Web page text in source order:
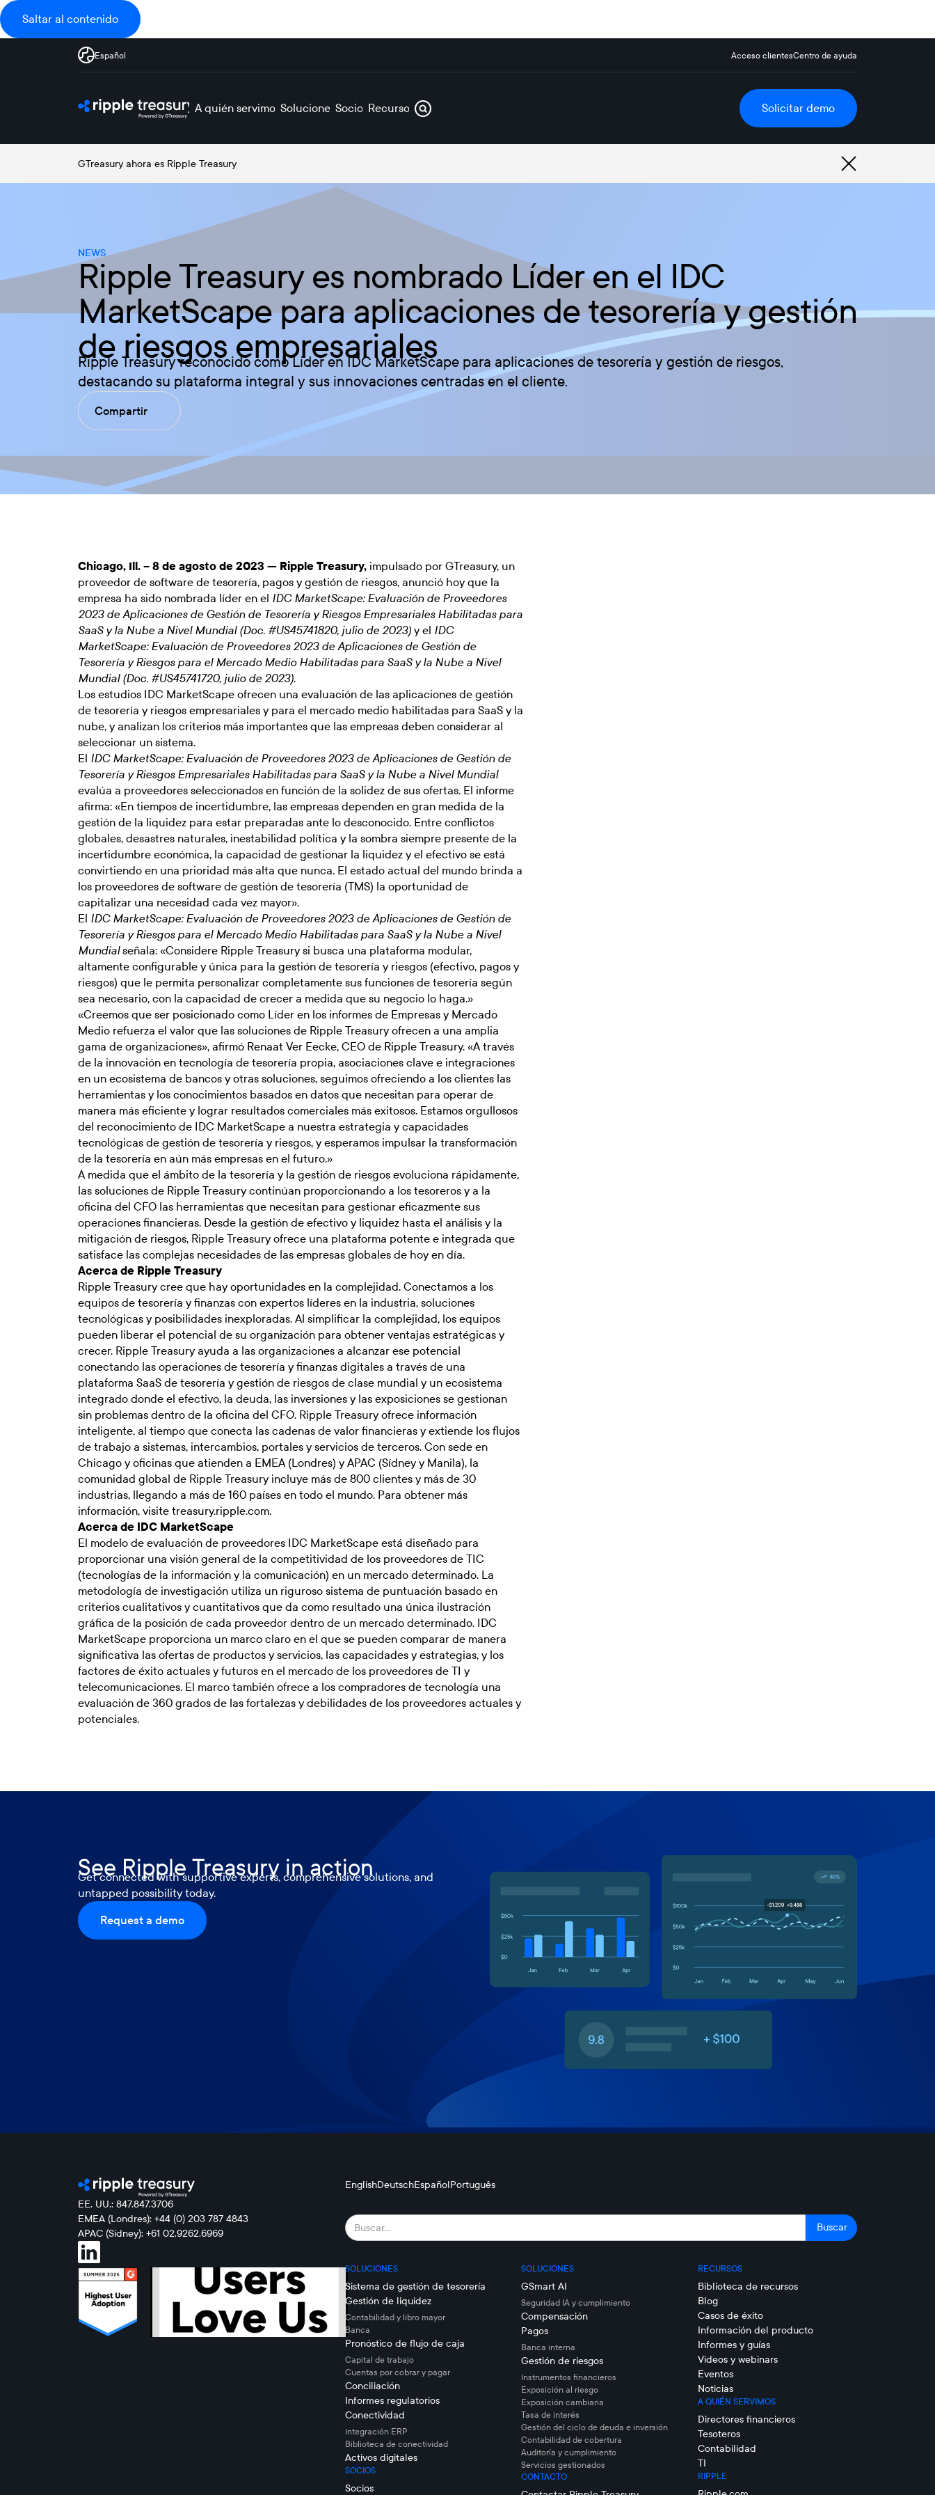
Saltar al contenido
Español Acceso clientesCentro de ayuda
A quién servimos Soluciones Socios Recursos Solicitar demo
GTreasury ahora es Ripple Treasury
NEWS
Ripple Treasury es nombrado Líder en el IDC
MarketScape para aplicaciones de tesorería y gestión
de riesgos empresariales
Ripple Treasury reconocido como Líder en IDC MarketScape para aplicaciones de tesorería y gestión de riesgos,
destacando su plataforma integral y sus innovaciones centradas en el cliente.
Compartir
Chicago, Ill. – 8 de agosto de 2023 — Ripple Treasury, impulsado por GTreasury, un
proveedor de software de tesorería, pagos y gestión de riesgos, anunció hoy que la
empresa ha sido nombrada líder en el IDC MarketScape: Evaluación de Proveedores
2023 de Aplicaciones de Gestión de Tesorería y Riesgos Empresariales Habilitadas para
SaaS y la Nube a Nivel Mundial (Doc. #US45741820, julio de 2023) y el IDC
MarketScape: Evaluación de Proveedores 2023 de Aplicaciones de Gestión de
Tesorería y Riesgos para el Mercado Medio Habilitadas para SaaS y la Nube a Nivel
Mundial (Doc. #US45741720, julio de 2023).
Los estudios IDC MarketScape ofrecen una evaluación de las aplicaciones de gestión
de tesorería y riesgos empresariales y para el mercado medio habilitadas para SaaS y la
nube, y analizan los criterios más importantes que las empresas deben considerar al
seleccionar un sistema.
El IDC MarketScape: Evaluación de Proveedores 2023 de Aplicaciones de Gestión de
Tesorería y Riesgos Empresariales Habilitadas para SaaS y la Nube a Nivel Mundial
evalúa a proveedores seleccionados en función de la solidez de sus ofertas. El informe
afirma: «En tiempos de incertidumbre, las empresas dependen en gran medida de la
gestión de la liquidez para estar preparadas ante lo desconocido. Entre conflictos
globales, desastres naturales, inestabilidad política y la sombra siempre presente de la
incertidumbre económica, la capacidad de gestionar la liquidez y el efectivo se está
convirtiendo en una prioridad más alta que nunca. El estado actual del mundo brinda a
los proveedores de software de gestión de tesorería (TMS) la oportunidad de
capitalizar una necesidad cada vez mayor».
El IDC MarketScape: Evaluación de Proveedores 2023 de Aplicaciones de Gestión de
Tesorería y Riesgos para el Mercado Medio Habilitadas para SaaS y la Nube a Nivel
Mundialseñala: «Considere Ripple Treasury si busca una plataforma modular,
altamente configurable y única para la gestión de tesorería y riesgos (efectivo, pagos y
riesgos) que le permita personalizar completamente sus funciones de tesorería según
sea necesario, con la capacidad de crecer a medida que su negocio lo haga.»
«Creemos que ser posicionado como Líder en los informes de Empresas y Mercado
Medio refuerza el valor que las soluciones de Ripple Treasury ofrecen a una amplia
gama de organizaciones», afirmó Renaat Ver Eecke, CEO de Ripple Treasury. «A través
de la innovación en tecnología de tesorería propia, asociaciones clave e integraciones
en un ecosistema de bancos y otras soluciones, seguimos ofreciendo a los clientes las
herramientas y los conocimientos basados en datos que necesitan para operar de
manera más eficiente y lograr resultados comerciales más exitosos. Estamos orgullosos
del reconocimiento de IDC MarketScape a nuestra estrategia y capacidades
tecnológicas de gestión de tesorería y riesgos, y esperamos impulsar la transformación
de la tesorería en aún más empresas en el futuro.»
A medida que el ámbito de la tesorería y la gestión de riesgos evoluciona rápidamente,
las soluciones de Ripple Treasury continúan proporcionando a los tesoreros y a la
oficina del CFO las herramientas que necesitan para gestionar eficazmente sus
operaciones financieras. Desde la gestión de efectivo y liquidez hasta el análisis y la
mitigación de riesgos, Ripple Treasury ofrece una plataforma potente e integrada que
satisface las complejas necesidades de las empresas globales de hoy en día.
Acerca de Ripple Treasury
Ripple Treasury cree que hay oportunidades en la complejidad. Conectamos a los
equipos de tesorería y finanzas con expertos líderes en la industria, soluciones
tecnológicas y posibilidades inexploradas. Al simplificar la complejidad, los equipos
pueden liberar el potencial de su organización para obtener ventajas estratégicas y
crecer. Ripple Treasury ayuda a las organizaciones a alcanzar ese potencial
conectando las operaciones de tesorería y finanzas digitales a través de una
plataforma SaaS de tesorería y gestión de riesgos de clase mundial y un ecosistema
integrado donde el efectivo, la deuda, las inversiones y las exposiciones se gestionan
sin problemas dentro de la oficina del CFO. Ripple Treasury ofrece información
inteligente, al tiempo que conecta las cadenas de valor financieras y extiende los flujos
de trabajo a sistemas, intercambios, portales y servicios de terceros. Con sede en
Chicago y oficinas que atienden a EMEA (Londres) y APAC (Sídney y Manila), la
comunidad global de Ripple Treasury incluye más de 800 clientes y más de 30
industrias, llegando a más de 160 países en todo el mundo. Para obtener más
información, visite treasury.ripple.com.
Acerca de IDC MarketScape
El modelo de evaluación de proveedores IDC MarketScape está diseñado para
proporcionar una visión general de la competitividad de los proveedores de TIC
(tecnologías de la información y la comunicación) en un mercado determinado. La
metodología de investigación utiliza un riguroso sistema de puntuación basado en
criterios cualitativos y cuantitativos que da como resultado una única ilustración
gráfica de la posición de cada proveedor dentro de un mercado determinado. IDC
MarketScape proporciona un marco claro en el que se pueden comparar de manera
significativa las ofertas de productos y servicios, las capacidades y estrategias, y los
factores de éxito actuales y futuros en el mercado de los proveedores de TI y
telecomunicaciones. El marco también ofrece a los compradores de tecnología una
evaluación de 360 grados de las fortalezas y debilidades de los proveedores actuales y
potenciales.
See Ripple Treasury in action
Get connected with supportive experts, comprehensive solutions, and
untapped possibility today.
Request a demo
EE. UU.: 847.847.3706
EMEA (Londres): +44 (0) 203 787 4843
APAC (Sídney): +61 02.9262.6969
EnglishDeutschEspañolPortuguês
SOLUCIONES
Sistema de gestión de tesorería
Gestión de liquidez
Contabilidad y libro mayor
Banca
Pronóstico de flujo de caja
Capital de trabajo
Cuentas por cobrar y pagar
Conciliación
Informes regulatorios
Conectividad
Integración ERP
Biblioteca de conectividad
Activos digitales
SOCIOS
Socios
SOLUCIONES
GSmart AI
Seguridad IA y cumplimiento
Compensación
Pagos
Banca interna
Gestión de riesgos
Instrumentos financieros
Exposición al riesgo
Exposición cambiaria
Tasa de interés
Gestión del ciclo de deuda e inversión
Contabilidad de cobertura
Auditoría y cumplimiento
Servicios gestionados
CONTACTO
RECURSOS
Biblioteca de recursos
Blog
Casos de éxito
Información del producto
Informes y guías
Videos y webinars
Eventos
Noticias
A QUIÉN SERVIMOS
Directores financieros
Tesoteros
Contabilidad
TI
RIPPLE